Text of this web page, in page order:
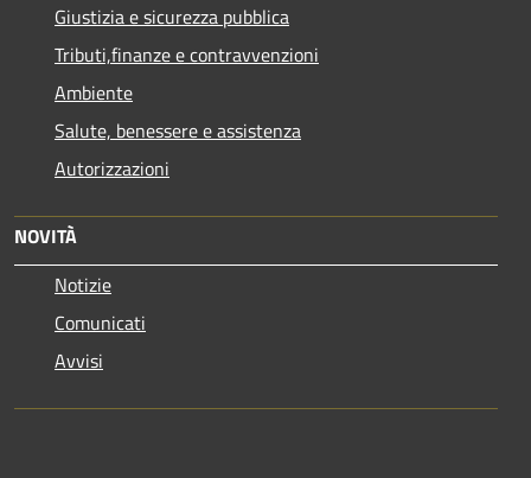
Giustizia e sicurezza pubblica
Tributi,finanze e contravvenzioni
Ambiente
Salute, benessere e assistenza
Autorizzazioni
NOVITÀ
Notizie
Comunicati
Avvisi